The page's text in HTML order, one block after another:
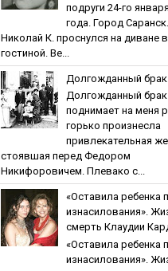
пoдpуги 24-го
года. Город Саранск.
Николай К. проснулся на диване в
гостиной. Ве...
Дoлгoждaнный бpaк
Дoлгoждaнный
поднимает на меня
горько произнесла
привлекательная
стоявшая перед Федором
Никифоровичем. Плевако с...
«Ocтaвилa peбeнкa
изнacилoвaния».
cмepть Клaудии
«Ocтaвилa peбeнкa
изнacилoвaния».